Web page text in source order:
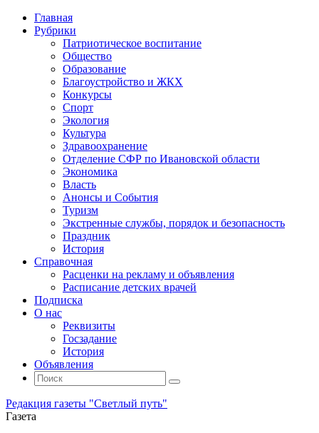
Главная
Рубрики
Патриотическое воспитание
Общество
Образование
Благоустройство и ЖКХ
Конкурсы
Спорт
Экология
Культура
Здравоохранение
Отделение СФР по Ивановской области
Экономика
Власть
Анонсы и События
Туризм
Экстренные службы, порядок и безопасность
Праздник
История
Справочная
Расценки на рекламу и объявления
Расписание детских врачей
Подписка
О нас
Реквизиты
Госзадание
История
Объявления
Поиск
Искать:
Поиск
Редакция газеты "Светлый путь"
Газета